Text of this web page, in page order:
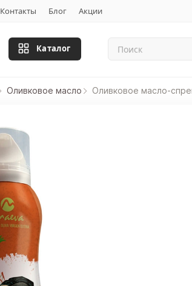
Контакты Блог Акции
Каталог
Оливковое масло Оливковое масло-